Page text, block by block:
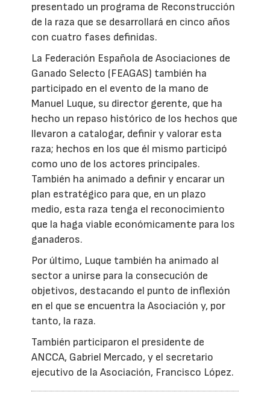
presentado un programa de Reconstrucción
de la raza que se desarrollará en cinco años
con cuatro fases definidas.
La Federación Española de Asociaciones de
Ganado Selecto (FEAGAS) también ha
participado en el evento de la mano de
Manuel Luque, su director gerente, que ha
hecho un repaso histórico de los hechos que
llevaron a catalogar, definir y valorar esta
raza; hechos en los que él mismo participó
como uno de los actores principales.
También ha animado a definir y encarar un
plan estratégico para que, en un plazo
medio, esta raza tenga el reconocimiento
que la haga viable económicamente para los
ganaderos.
Por último, Luque también ha animado al
sector a unirse para la consecución de
objetivos, destacando el punto de inflexión
en el que se encuentra la Asociación y, por
tanto, la raza.
También participaron el presidente de
ANCCA, Gabriel Mercado, y el secretario
ejecutivo de la Asociación, Francisco López.